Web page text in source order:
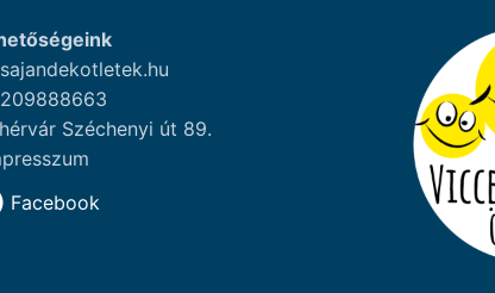
Széchenyi út 89.
Facebook